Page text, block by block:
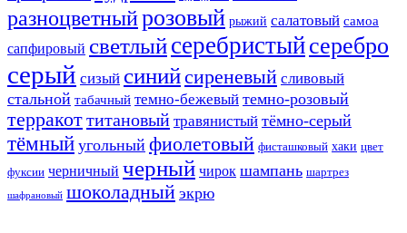
разноцветныйрозовый рыжий салатовый самоа
сапфировый светлыйсеребристыйсеребро
серый сизый синийсиреневый сливовый
стальной табачный темно-бежевый темно-розовый
терракоттитановый травянистый тёмно-серый
тёмный угольный фиолетовый фисташковый хаки цвет
фуксии черничный черный чирок шампань шартрез
шафрановый шоколадный экрю